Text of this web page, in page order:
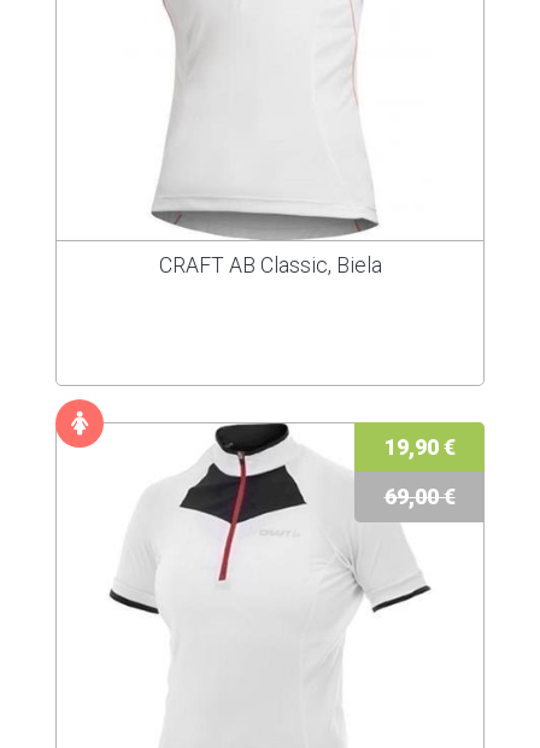
CRAFT AB Classic, Biela
19,90 €
69,00 €